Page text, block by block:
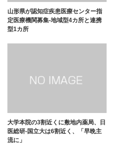
山形県が認知症疾患医療センター指
定医療機関募集-地域型4カ所と連携
型1カ所
大学本院の3割近くに敷地内薬局、日
医総研-国立大は6割近く、「早晩主
流に」